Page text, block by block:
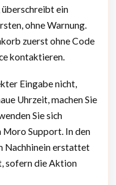
ein
ohne Warnung.
zuerst ohne Code
kontaktieren.
Eingabe nicht,
Uhrzeit, machen Sie
Sie sich
Moro Support. In den
Nachhinein erstattet
sofern die Aktion